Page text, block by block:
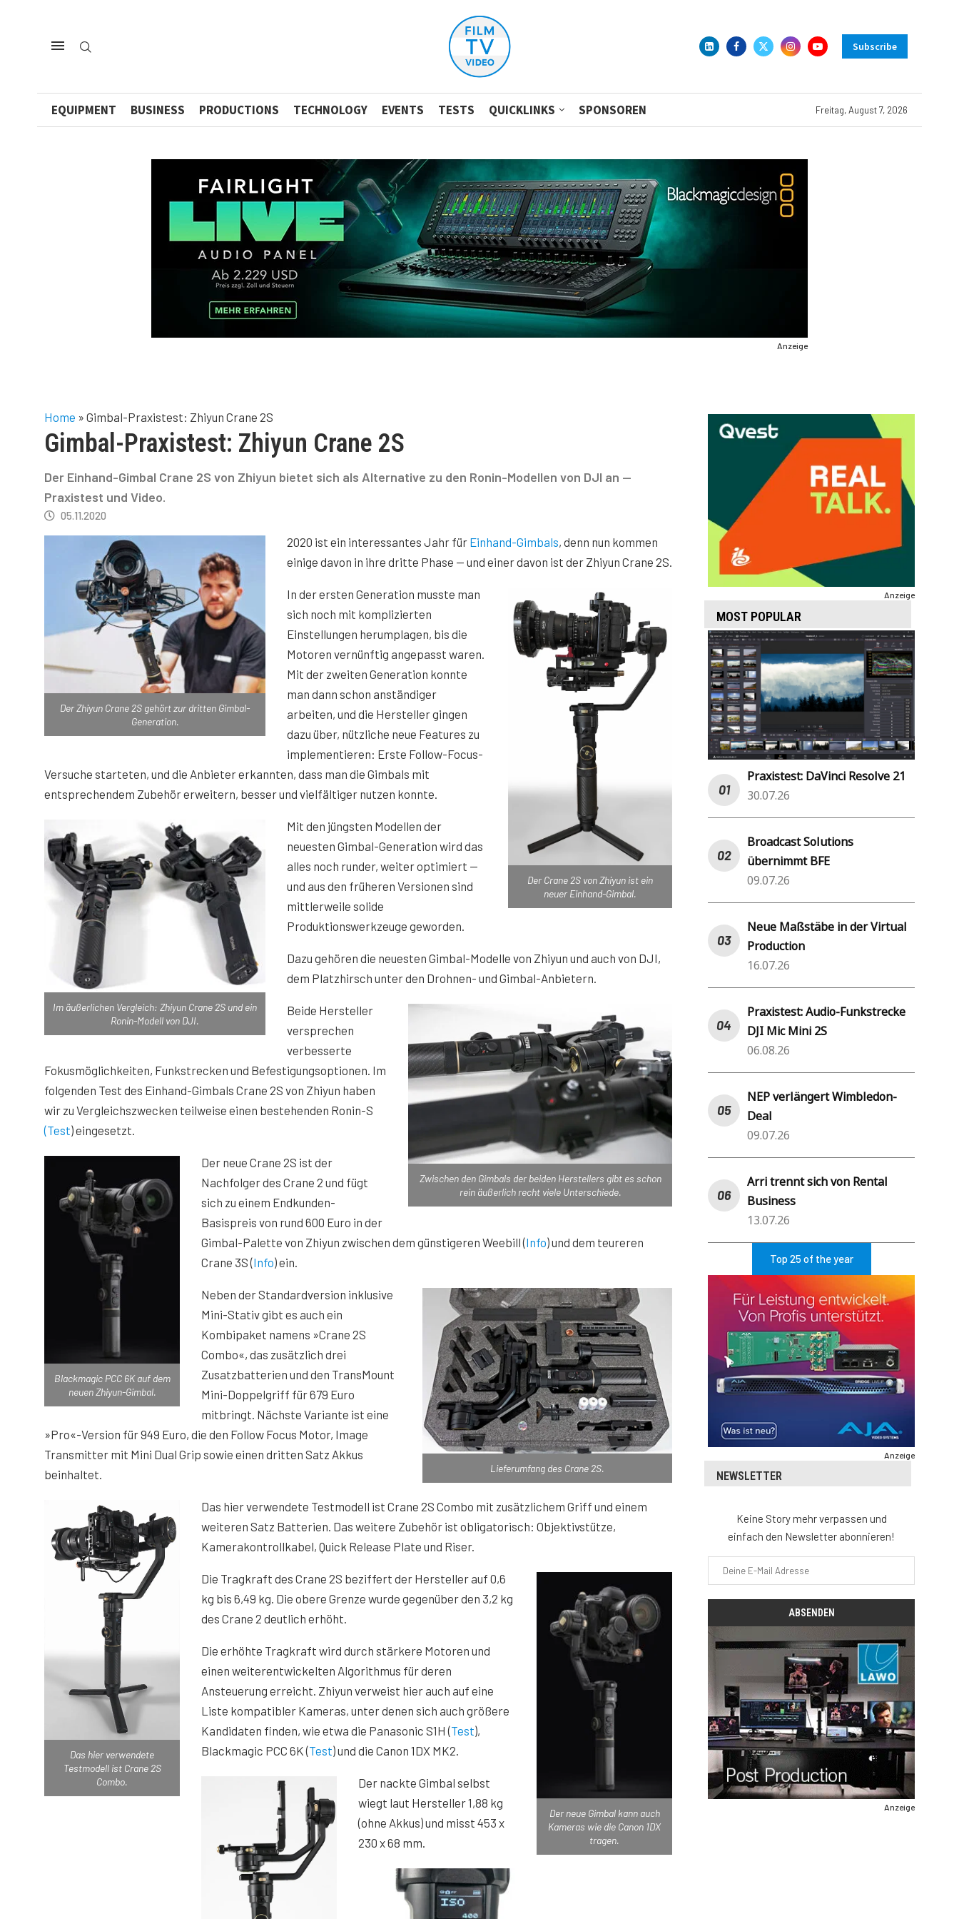
Subscribe
EQUIPMENT BUSINESS PRODUCTIONS TECHNOLOGY EVENTS TESTS QUICKLINKS SPONSOREN Freitag, August 7, 2026
Anzeige
Home » Gimbal-Praxistest: Zhiyun Crane 2S
Gimbal-Praxistest: Zhiyun Crane 2S
Der Einhand-Gimbal Crane 2S von Zhiyun bietet sich als Alternative zu den Ronin-Modellen von DJI an —
Praxistest und Video.
05.11.2020
Der Zhiyun Crane 2S gehört zur dritten Gimbal-
Generation.
2020 ist ein interessantes Jahr für Einhand-Gimbals, denn nun kommen
einige davon in ihre dritte Phase — und einer davon ist der Zhiyun Crane 2S.
Der Crane 2S von Zhiyun ist ein
neuer Einhand-Gimbal.
In der ersten Generation musste man
sich noch mit komplizierten
Einstellungen herumplagen, bis die
Motoren vernünftig angepasst waren.
Mit der zweiten Generation konnte
man dann schon anständiger
arbeiten, und die Hersteller gingen
dazu über, nützliche neue Features zu
implementieren: Erste Follow-Focus-
Versuche starteten, und die Anbieter erkannten, dass man die Gimbals mit
entsprechendem Zubehör erweitern, besser und vielfältiger nutzen konnte.
Im äußerlichen Vergleich: Zhiyun Crane 2S und ein
Ronin-Modell von DJI.
Mit den jüngsten Modellen der
neuesten Gimbal-Generation wird das
alles noch runder, weiter optimiert —
und aus den früheren Versionen sind
mittlerweile solide
Produktionswerkzeuge geworden.
Dazu gehören die neuesten Gimbal-Modelle von Zhiyun und auch von DJI,
dem Platzhirsch unter den Drohnen- und Gimbal-Anbietern.
Zwischen den Gimbals der beiden Herstellers gibt es schon
rein äußerlich recht viele Unterschiede.
Beide Hersteller
versprechen
verbesserte
Fokusmöglichkeiten, Funkstrecken und Befestigungsoptionen. Im
folgenden Test des Einhand-Gimbals Crane 2S von Zhiyun haben
wir zu Vergleichszwecken teilweise einen bestehenden Ronin-S
(Test) eingesetzt.
Blackmagic PCC 6K auf dem
neuen Zhiyun-Gimbal.
Der neue Crane 2S ist der
Nachfolger des Crane 2 und fügt
sich zu einem Endkunden-
Basispreis von rund 600 Euro in der
Gimbal-Palette von Zhiyun zwischen dem günstigeren Weebill (Info) und dem teureren
Crane 3S (Info) ein.
Lieferumfang des Crane 2S.
Neben der Standardversion inklusive
Mini-Stativ gibt es auch ein
Kombipaket namens »Crane 2S
Combo«, das zusätzlich drei
Zusatzbatterien und den TransMount
Mini-Doppelgriff für 679 Euro
mitbringt. Nächste Variante ist eine
»Pro«-Version für 949 Euro, die den Follow Focus Motor, Image
Transmitter mit Mini Dual Grip sowie einen dritten Satz Akkus
beinhaltet.
Das hier verwendete
Testmodell ist Crane 2S
Combo.
Das hier verwendete Testmodell ist Crane 2S Combo mit zusätzlichem Griff und einem
weiteren Satz Batterien. Das weitere Zubehör ist obligatorisch: Objektivstütze,
Kamerakontrollkabel, Quick Release Plate und Riser.
Der neue Gimbal kann auch
Kameras wie die Canon 1DX
tragen.
Die Tragkraft des Crane 2S beziffert der Hersteller auf 0,6
kg bis 6,49 kg. Die obere Grenze wurde gegenüber den 3,2 kg
des Crane 2 deutlich erhöht.
Die erhöhte Tragkraft wird durch stärkere Motoren und
einen weiterentwickelten Algorithmus für deren
Ansteuerung erreicht. Zhiyun verweist hier auch auf eine
Liste kompatibler Kameras, unter denen sich auch größere
Kandidaten finden, wie etwa die Panasonic S1H (Test),
Blackmagic PCC 6K (Test) und die Canon 1DX MK2.
Der nackte Gimbal selbst
wiegt laut Hersteller 1,88 kg
(ohne Akkus) und misst 453 x
230 x 68 mm.
Anzeige
MOST POPULAR
Praxistest: DaVinci Resolve 21
30.07.26
Broadcast Solutions
übernimmt BFE
09.07.26
Neue Maßstäbe in der Virtual
Production
16.07.26
Praxistest: Audio-Funkstrecke
DJI Mic Mini 2S
06.08.26
NEP verlängert Wimbledon-
Deal
09.07.26
Arri trennt sich von Rental
Business
13.07.26
Top 25 of the year
Anzeige
NEWSLETTER
Keine Story mehr verpassen und
einfach den Newsletter abonnieren!
Anzeige